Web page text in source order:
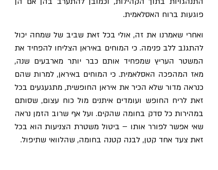
פוגעות ברוח האסלאמית.
ואחרי שאמרנו את זה, אולי בכל זאת שביב של שמחה יכול
להתגנב ללב פנימה. כי המוחים באיראן הצליחו להפחיד את
המשטר העריץ שמפחיד אותם כבר יותר מארבעים שנה,
מאז המהפכה האסלאמית. כי המוחים באיראן, למרות שהם
כנראה מדור שלא הכיר את איראן החופשית, מתגעגעים בכל
זאת לריח החופש ועומדים איתנים מול כוח עצום, שסותם
במהירות כל סדק בחומה שהקים. ועל אף שרוב הזמן נראה
שאי אפשר לפורר אותו – ביטול משטרת הצניעות הוא בכל
זאת צעד אחד קטן, לבנה קטנה בחומה, שהלוואי שתיפול.